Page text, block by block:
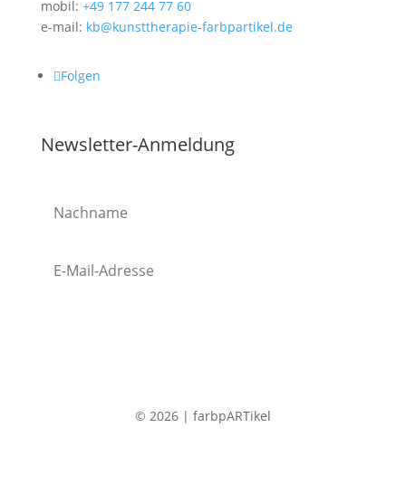
mobil: +49 177 244 77 60
e-mail: kb@kunsttherapie-farbpartikel.de
Folgen
Newsletter-Anmeldung
© 2026 | farbpARTikel